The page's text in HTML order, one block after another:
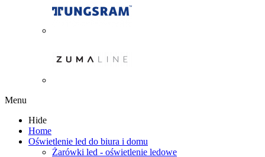
Menu
Hide
Home
Oświetlenie led do biura i domu
Żarówki led - oświetlenie ledowe